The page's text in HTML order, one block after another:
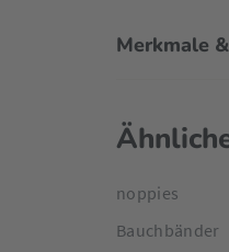
Merkmale
noppies
Bauchbänder